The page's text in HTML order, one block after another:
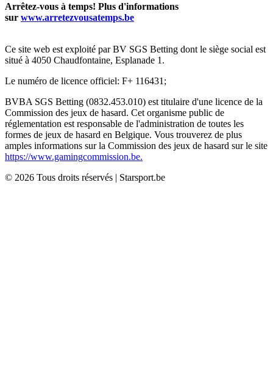
Arrêtez-vous à temps! Plus d'informations
sur www.arretezvousatemps.be
Ce site web est exploité par BV SGS Betting dont le siège social est
situé à 4050 Chaudfontaine, Esplanade 1.
Le numéro de licence officiel: F+ 116431;
BVBA SGS Betting (0832.453.010) est titulaire d'une licence de la
Commission des jeux de hasard. Cet organisme public de
réglementation est responsable de l'administration de toutes les
formes de jeux de hasard en Belgique. Vous trouverez de plus
amples informations sur la Commission des jeux de hasard sur le site
https://www.gamingcommission.be.
© 2026 Tous droits réservés | Starsport.be